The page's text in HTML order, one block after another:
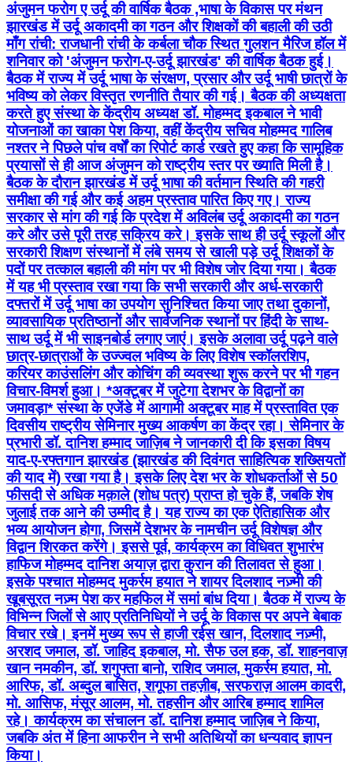
अंजुमन फरोग ए उर्दू की वार्षिक बैठक ,भाषा के विकास पर मंथन
झारखंड में उर्दू अकादमी का गठन और शिक्षकों की बहाली की उठी
माँग रांची: राजधानी रांची के कर्बला चौक स्थित गुलशन मैरिज हॉल में
शनिवार को 'अंजुमन फरोग-ए-उर्दू झारखंड' की वार्षिक बैठक हुई।
बैठक में राज्य में उर्दू भाषा के संरक्षण, प्रसार और उर्दू भाषी छात्रों के
भविष्य को लेकर विस्तृत रणनीति तैयार की गई। बैठक की अध्यक्षता
करते हुए संस्था के केंद्रीय अध्यक्ष डॉ. मोहम्मद इकबाल ने भावी
योजनाओं का खाका पेश किया, वहीं केंद्रीय सचिव मोहम्मद गालिब
नश्तर ने पिछले पांच वर्षों का रिपोर्ट कार्ड रखते हुए कहा कि सामूहिक
प्रयासों से ही आज अंजुमन को राष्ट्रीय स्तर पर ख्याति मिली है।
बैठक के दौरान झारखंड में उर्दू भाषा की वर्तमान स्थिति की गहरी
समीक्षा की गई और कई अहम प्रस्ताव पारित किए गए। राज्य
सरकार से मांग की गई कि प्रदेश में अविलंब उर्दू अकादमी का गठन
करे और उसे पूरी तरह सक्रिय करे। इसके साथ ही उर्दू स्कूलों और
सरकारी शिक्षण संस्थानों में लंबे समय से खाली पड़े उर्दू शिक्षकों के
पदों पर तत्काल बहाली की मांग पर भी विशेष जोर दिया गया। बैठक
में यह भी प्रस्ताव रखा गया कि सभी सरकारी और अर्ध-सरकारी
दफ्तरों में उर्दू भाषा का उपयोग सुनिश्चित किया जाए तथा दुकानों,
व्यावसायिक प्रतिष्ठानों और सार्वजनिक स्थानों पर हिंदी के साथ-
साथ उर्दू में भी साइनबोर्ड लगाए जाएं। इसके अलावा उर्दू पढ़ने वाले
छात्र-छात्राओं के उज्ज्वल भविष्य के लिए विशेष स्कॉलरशिप,
करियर काउंसलिंग और कोचिंग की व्यवस्था शुरू करने पर भी गहन
विचार-विमर्श हुआ। *अक्टूबर में जुटेगा देशभर के विद्वानों का
जमावड़ा* संस्था के एजेंडे में आगामी अक्टूबर माह में प्रस्तावित एक
दिवसीय राष्ट्रीय सेमिनार मुख्य आकर्षण का केंद्र रहा। सेमिनार के
प्रभारी डॉ. दानिश हम्माद जाज़िब ने जानकारी दी कि इसका विषय
याद-ए-रफ्तगान झारखंड (झारखंड की दिवंगत साहित्यिक शख्सियतों
की याद में) रखा गया है। इसके लिए देश भर के शोधकर्ताओं से 50
फीसदी से अधिक मक़ाले (शोध पत्र) प्राप्त हो चुके हैं, जबकि शेष
जुलाई तक आने की उम्मीद है। यह राज्य का एक ऐतिहासिक और
भव्य आयोजन होगा, जिसमें देशभर के नामचीन उर्दू विशेषज्ञ और
विद्वान शिरकत करेंगे। इससे पूर्व, कार्यक्रम का विधिवत शुभारंभ
हाफिज मोहम्मद दानिश अयाज़ द्वारा कुरान की तिलावत से हुआ।
इसके पश्चात मोहम्मद मुकर्रम हयात ने शायर दिलशाद नज़्मी की
खूबसूरत नज़्म पेश कर महफिल में समां बांध दिया। बैठक में राज्य के
विभिन्न जिलों से आए प्रतिनिधियों ने उर्दू के विकास पर अपने बेबाक
विचार रखे। इनमें मुख्य रूप से हाजी रईस खान, दिलशाद नज़्मी,
अरशद जमाल, डॉ. जाहिद इकबाल, मो. सैफ उल हक, डॉ. शाहनवाज़
खान नमकीन, डॉ. शगुफ्ता बानो, राशिद जमाल, मुकर्रम हयात, मो.
आरिफ, डॉ. अब्दुल बासित, शगूफा तहज़ीब, सरफराज़ आलम कादरी,
मो. आसिफ, मंसूर आलम, मो. तहसीन और आरिब हम्माद शामिल
रहे। कार्यक्रम का संचालन डॉ. दानिश हम्माद जाज़िब ने किया,
जबकि अंत में हिना आफरीन ने सभी अतिथियों का धन्यवाद ज्ञापन
किया।